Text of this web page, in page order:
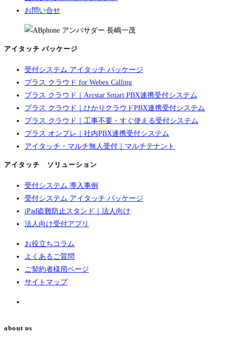
お問い合せ
アイタッチ パッケージ
受付システム アイタッチ パッケージ
プラス クラウド for Webex Calling
プラス クラウド｜Arcstar Smart PBX連携受付システム
プラス クラウド｜ひかりクラウドPBX連携受付システム
プラス クラウド｜工事不要・すぐ使える受付システム
プラス オンプレ｜社内PBX連携受付システム
アイタッチ・マルチ無人受付｜マルチテナント
アイタッチ ソリューション
受付システム 導入事例
受付システム アイタッチ パッケージ
iPad盗難防止スタンド｜法人向け
法人向け受付アプリ
お役立ちコラム
よくあるご質問
ご契約者様用ページ
サイトマップ
about us